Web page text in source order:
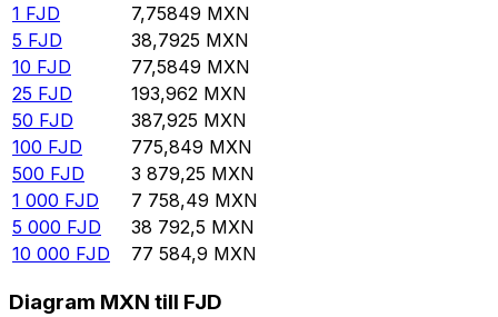
1 FJD 7,75849 MXN
5 FJD 38,7925 MXN
10 FJD 77,5849 MXN
25 FJD 193,962 MXN
50 FJD 387,925 MXN
100 FJD 775,849 MXN
500 FJD 3 879,25 MXN
1 000 FJD 7 758,49 MXN
5 000 FJD 38 792,5 MXN
10 000 FJD 77 584,9 MXN
Diagram MXN till FJD